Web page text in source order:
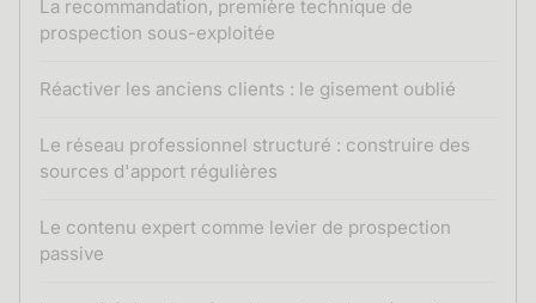
La recommandation, première technique de
prospection sous-exploitée
Réactiver les anciens clients : le gisement oublié
Le réseau professionnel structuré : construire des
sources d'apport régulières
Le contenu expert comme levier de prospection
passive